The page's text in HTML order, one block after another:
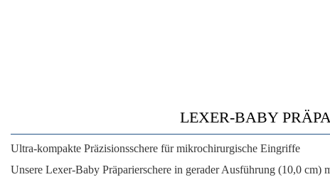
LEXER-BABY
Ultra-kompakte Präzisionsschere für mikrochirurgische Eingriffe
Unsere Lexer-Baby Präparierschere in gerader Ausführung (10,0